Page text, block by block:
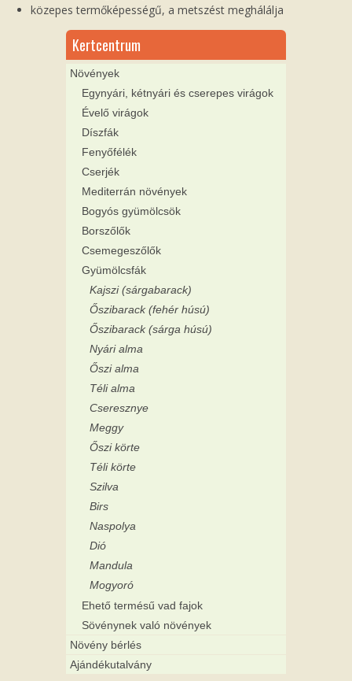
közepes termőképességű, a metszést meghálálja
Kertcentrum
Növények
Egynyári, kétnyári és cserepes virágok
Évelő virágok
Díszfák
Fenyőfélék
Cserjék
Mediterrán növények
Bogyós gyümölcsök
Borszőlők
Csemegeszőlők
Gyümölcsfák
Kajszi (sárgabarack)
Őszibarack (fehér húsú)
Őszibarack (sárga húsú)
Nyári alma
Őszi alma
Téli alma
Cseresznye
Meggy
Őszi körte
Téli körte
Szilva
Birs
Naspolya
Dió
Mandula
Mogyoró
Ehető termésű vad fajok
Sövénynek való növények
Növény bérlés
Ajándékutalvány